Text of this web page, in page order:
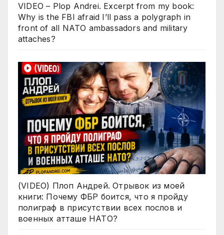
VIDEO – Plop Andrei. Excerpt from my book:
Why is the FBI afraid I’ll pass a polygraph in
front of all NATO ambassadors and military
attaches?
(VIDEO) Плоп Андрей. Отрывок из моей
книги: Почему ФБР боится, что я пройду
полиграф в присутствии всех послов и
военных атташе НАТО?